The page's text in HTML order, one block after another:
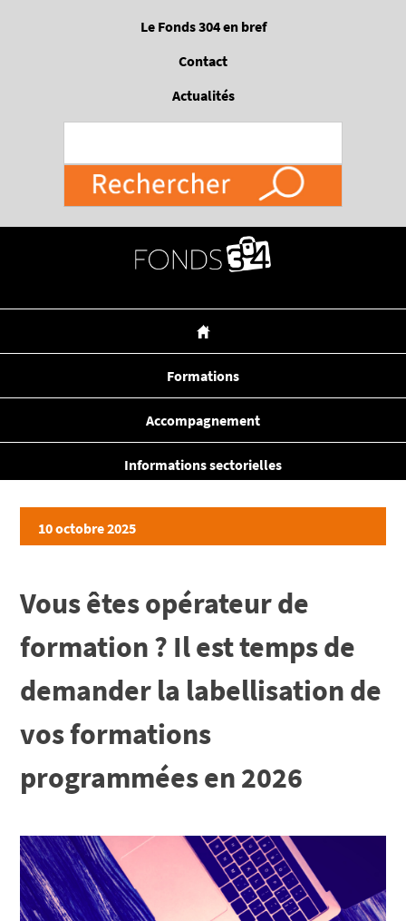
Le Fonds 304 en bref
Contact
Actualités
Formations
Accompagnement
Informations sectorielles
10 octobre 2025
Vous êtes opérateur de
formation ? Il est temps de
demander la labellisation de
vos formations
programmées en 2026